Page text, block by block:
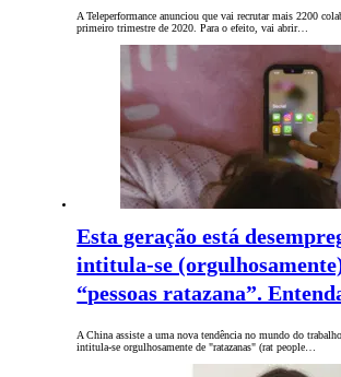
A Teleperformance anunciou que vai recrutar mais 2200
primeiro trimestre de 2020. Para o efeito, vai abrir…
Esta geração está
intitula-se
“pessoas ratazana”.
A China assiste a uma nova tendência no mundo do
intitula-se orgulhosamente de "ratazanas" (rat people…